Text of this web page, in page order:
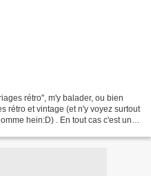
rétro", m'y balader, ou bien
rétro et vintage (et n'y voyez surtout
hein:D) . En tout cas c'est une